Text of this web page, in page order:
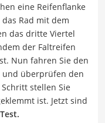
eine Reifenflanke
Rad mit dem
das dritte Viertel
der Faltreifen
Nun fahren Sie den
und überprüfen den
stellen Sie
ist. Jetzt sind